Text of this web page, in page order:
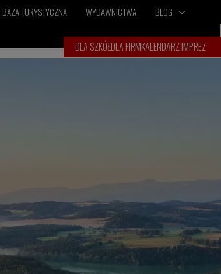
BAZA TURYSTYCZNA WYDAWNICTWA
BLOG
DLA SZKÓŁDLA FIRMKALENDARZ IMPREZ